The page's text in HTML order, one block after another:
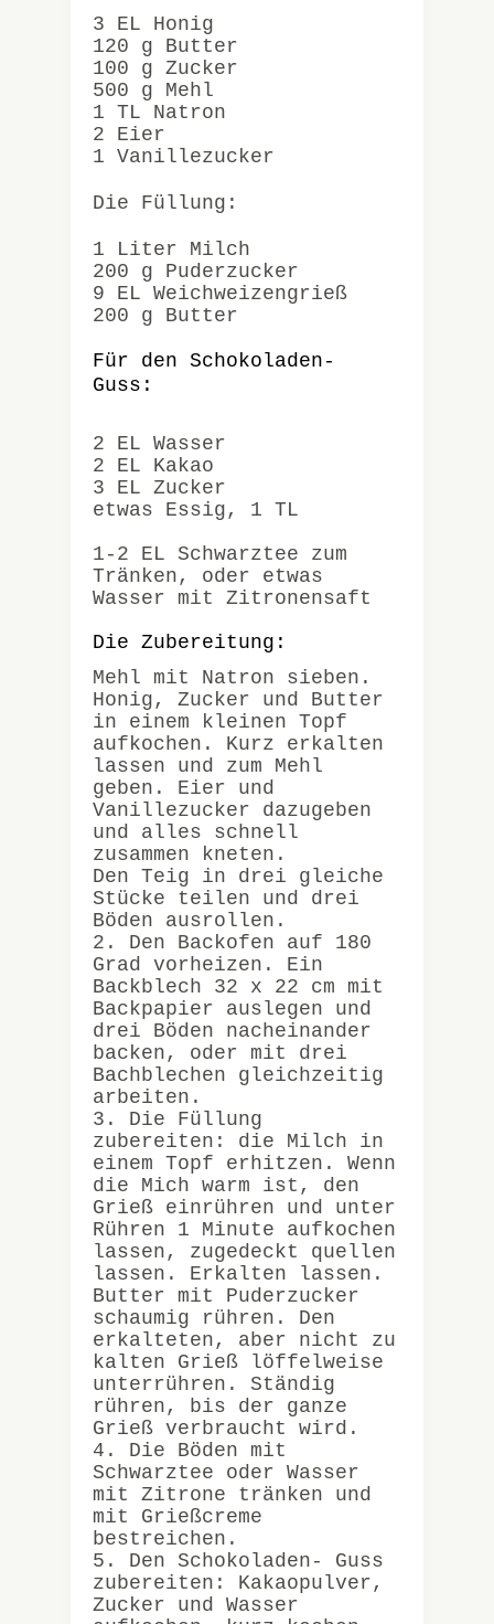
3 EL Honig
120 g Butter
100 g Zucker
500 g Mehl
1 TL Natron
2 Eier
1 Vanillezucker
Die Füllung:
1 Liter Milch
200 g Puderzucker
9 EL Weichweizengrieß
200 g Butter
Für den Schokoladen-
Guss:
2 EL Wasser
2 EL Kakao
3 EL Zucker
etwas Essig, 1 TL
1-2 EL Schwarztee zum
Tränken, oder etwas
Wasser mit Zitronensaft
Die Zubereitung:
Mehl mit Natron sieben.
Honig, Zucker und Butter
in einem kleinen Topf
aufkochen. Kurz erkalten
lassen und zum Mehl
geben. Eier und
Vanillezucker dazugeben
und alles schnell
zusammen kneten.
Den Teig in drei gleiche
Stücke teilen und drei
Böden ausrollen.
2. Den Backofen auf 180
Grad vorheizen. Ein
Backblech 32 x 22 cm mit
Backpapier auslegen und
drei Böden nacheinander
backen, oder mit drei
Bachblechen gleichzeitig
arbeiten.
3. Die Füllung
zubereiten: die Milch in
einem Topf erhitzen. Wenn
die Mich warm ist, den
Grieß einrühren und unter
Rühren 1 Minute aufkochen
lassen, zugedeckt quellen
lassen. Erkalten lassen.
Butter mit Puderzucker
schaumig rühren. Den
erkalteten, aber nicht zu
kalten Grieß löffelweise
unterrühren. Ständig
rühren, bis der ganze
Grieß verbraucht wird.
4. Die Böden mit
Schwarztee oder Wasser
mit Zitrone tränken und
mit Grießcreme
bestreichen.
5. Den Schokoladen- Guss
zubereiten: Kakaopulver,
Zucker und Wasser